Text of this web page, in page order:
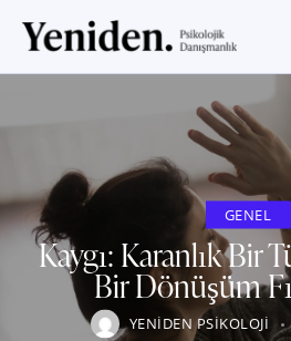
GENEL
Kaygı: Karanlık Bir
Bir Dönüşüm
YENIDEN PSIKOLOJI